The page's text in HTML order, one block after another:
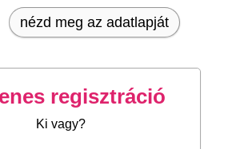
nézd meg az adatlapját
regisztráció
Ki vagy?